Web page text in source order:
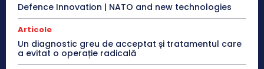
Defence Innovation | NATO and new technologies
Articole
Un diagnostic greu de acceptat și tratamentul care
a evitat o operație radicală